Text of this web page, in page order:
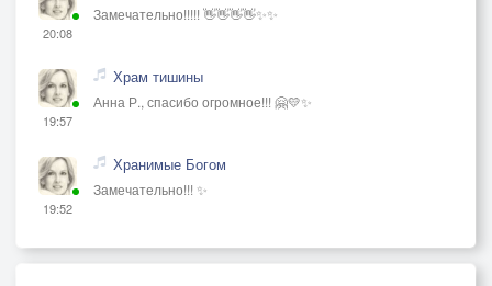
20:08
Замечательно!!!!! 👋👋👋👋✨✨
19:57
Храм тишины
Анна Р., спасибо огромное!!! 🤗💛✨
19:52
Хранимые Богом
Замечательно!!! ✨